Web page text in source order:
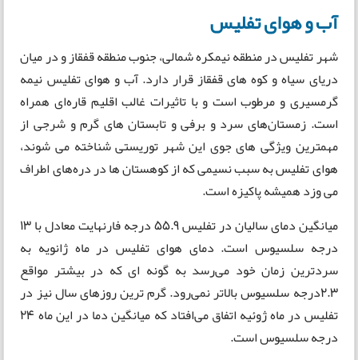
آب و هوای تفلیس
شهر تفلیس در منطقه نیمکره شمالی، جنوب منطقه قفقاز و در میان
دریای سیاه و کوه های قفقاز قرار دارد. آب و هوای تفلیس نیمه‌
گرمسیری و مرطوب است و با تاثیرات غالب اقلیم قاره‌ای همراه
است. زمستان‌های سرد و برفی و تابستان‌ های گرم و شرجی از
مهمترین ویژگی های جوی این شهر توریستی شناخته می شوند،
هوای تفلیس به سبب نسیمی که از کوهستان ها در دره‌های اطراف
می وزد همیشه پاکیزه‌ است.
میانگین دمای سالیان در تفلیس 55.9 درجه فارنهایت معادل با 13
درجه سلسیوس است. دمای هوای تفلیس در ماه ژانویه به
سردترین زمان خود می‌رسد به گونه ای که در بیشتر مواقع
2.3درجه سلسیوس بالاتر نمی‌رود. گرم ترین روز‌های سال نیز در
تفلیس در ماه ژوئیه اتفاق می‌افتاد که میانگین دما در این ماه 24
درجه سلسیوس است.